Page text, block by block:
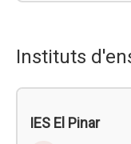
Instituts
IES El Pinar